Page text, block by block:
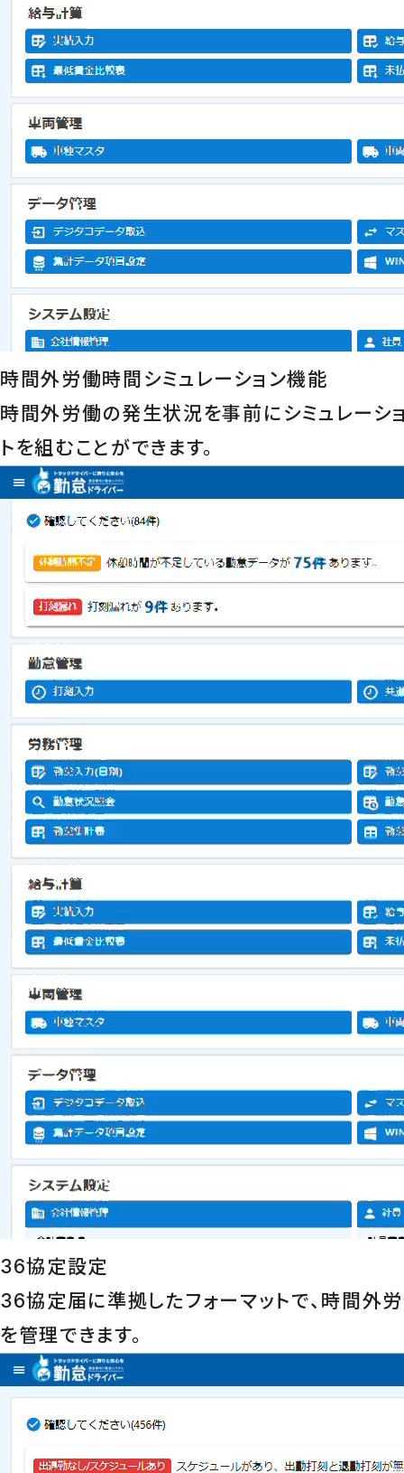
時間外労働時間シミュレーション機能
時間外労働の発生状況を事前にシミュレーシ
トを組むことができます。
36協定設定
36協定届に準拠したフォーマットで、時間外
を管理できます。